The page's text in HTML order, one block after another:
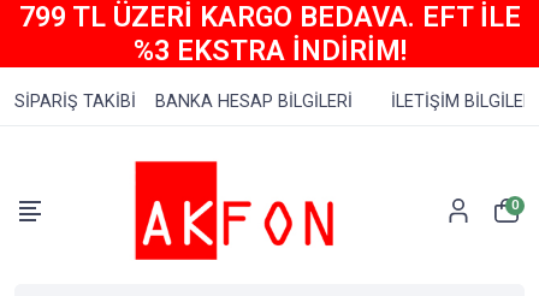
799 TL ÜZERİ KARGO BEDAVA. EFT İLE
%3 EKSTRA İNDİRİM!
SİPARİŞ TAKİBİ BANKA HESAP BİLGİLERİ İLETİŞİM BİLGİLERİ
0